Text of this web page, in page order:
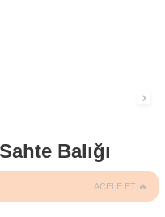
Balığı
ACELE ET!🔥